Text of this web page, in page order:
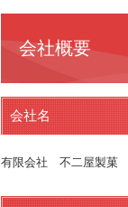
会社概要
会社名
有限会社 不二屋製菓